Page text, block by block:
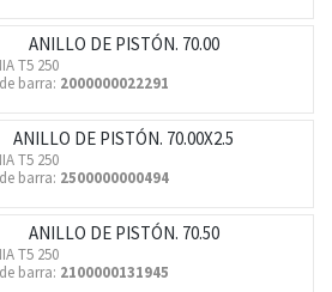
ANILLO DE PISTÓN. 70.00
T5 250
barra: 2000000022291
ANILLO DE PISTÓN. 70.00X2.5
T5 250
barra: 2500000000494
ANILLO DE PISTÓN. 70.50
T5 250
barra: 2100000131945